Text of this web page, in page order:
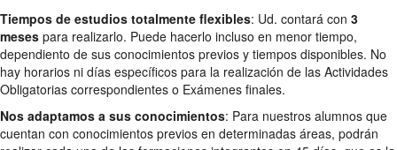
Tiempos de estudios totalmente flexibles: Ud. contará con 3
meses para realizarlo. Puede hacerlo incluso en menor tiempo,
dependiento de sus conocimientos previos y tiempos disponibles. No
hay horarios ni días específicos para la realización de las Actividades
Obligatorias correspondientes o Exámenes finales.
Nos adaptamos a sus conocimientos: Para nuestros alumnos que
cuentan con conocimientos previos en determinadas áreas, podrán